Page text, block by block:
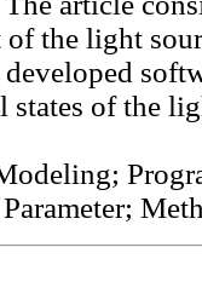
the light
developed
states of the